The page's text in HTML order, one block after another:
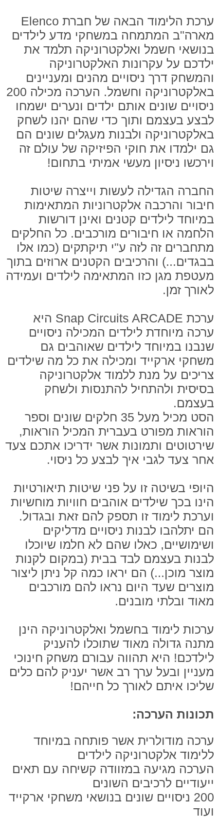
ערכת הלימוד הבאה של חברת Elenco
מארה"ב המתמחה במשחקי מדע לילדים
בנושאי חשמל ואלקטרוניקה תלמד את
ילדכם על עקרונות האלקטרוניקה
והמשחק דרך ניסויים מהנים ומעניינים
באלקטרוניקה וחשמל. הערכה מכילה 200
ניסויים שונים אותם ילדים ונערים ישמחו
לבצע בעצמם ותוך כדי שהם יהנו לשחק
באלקטרוניקה ולבנות מעגלים שונים הם
גם ילמדו את חוקי הפיזיקה של עולם זה
וירכשו ניסיון מעשי אמיתי בתחום!
החברה הגדילה לעשות וייצרה שיטות
חיבור והרכבה אלקטרוניות המתאימות
במיוחד לילדים קטנים ואינן דורשות
הלחמה או חיבורים מורכבים. כל החלקים
מתחברים זה לזה ע"י תיקתקים (כמו אלו
בבגדים...) והרכיבים הקטנים ארוזים בתוך
מעטפת מגן כזו המתאימה לילדים ועמידה
לאורך זמן.
ערכת Snap Circuits ARCADE היא
ערכה מיוחדת לילדים המכילה ניסויים
שנבנו במיוחד לילדים שאוהבים גם
משחקי ארקייד ומכילה את כל מה שילדים
צריכים על מנת ללמוד אלקטרוניקה
בסיסית ולהתחיל להתנסות ולשחק
בעצמם.
הסט מכיל מעל 35 חלקים שונים וספר
הוראות מפורט בעברית המכיל הוראות,
שירטוטים ותמונות אשר ידריכו אתכם צעד
אחר צעד לגבי איך לבצע כל ניסוי.
היופי בשיטה זו על פני שיטות תיאורטיות
הינו בכך שילדים אוהבים חוויות מוחשיות
וערכת לימוד זו תספק להם זאת ובגדול.
הם יתלהבו לבנות ניסויים מדליקים
ושימושיים, כאלו שהם לא חלמו שיוכלו
לבנות בעצמם לבד בבית (במקום לקנות
מוצר מוכן...) הם יראו כמה קל ניתן ליצור
מוצרים שעד היום נראו להם מורכבים
מאוד ובלתי מובנים.
ערכות לימוד בחשמל ואלקטרוניקה הינן
מתנה גדולה מאוד שתוכלו להעניק
לילדכם! היא תהווה עבורם משחק חינוכי
מעניין ובעל ערך רב אשר יעניק להם כלים
שליכו איתם לאורך כל חייהם!
תכונות הערכה:
ערכה מודולרית אשר פותחה במיוחד
ללימוד אלקטרוניקה לילדים
הערכה מגיעה במזוודה קשיחה עם תאים
ייעודיים לרכיבים השונים
200 ניסויים שונים בנושאי משחקי ארקייד
ועוד